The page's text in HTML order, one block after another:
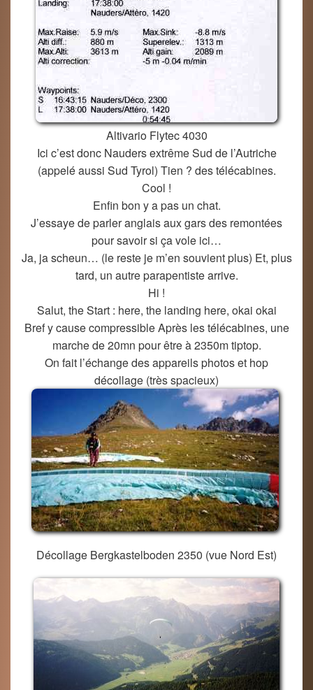
Altivario Flytec 4030
Ici c’est donc Nauders extrême Sud de l’Autriche
(appelé aussi Sud Tyrol) Tien ? des télécabines.
Cool !
Enfin bon y a pas un chat.
J’essaye de parler anglais aux gars des remontées
pour savoir si ça vole ici…
Ja, ja scheun… (le reste je m’en souvient plus) Et, plus
tard, un autre parapentiste arrive.
Hi !
Salut, the Start : here, the landing here, okai okai
Bref y cause compressible Après les télécabines, une
marche de 20mn pour être à 2350m tiptop.
On fait l’échange des appareils photos et hop
décollage (très spacieux)
Décollage Bergkastelboden 2350 (vue Nord Est)